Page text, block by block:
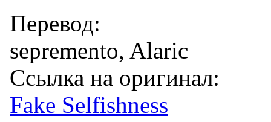
Перевод:
sepremento, Alaric
Ссылка на оригинал:
Fake Selfishness